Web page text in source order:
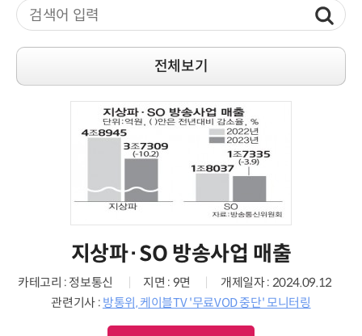
전체보기
지상파·SO 방송사업 매출
카테고리 : 정보통신 지면 : 9면
개제일자 : 2024.09.12
관련기사 : 방통위, 케이블TV '무료VOD 중단' 모니터링